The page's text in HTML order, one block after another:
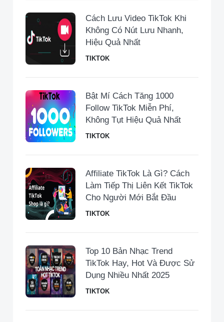
Cách Lưu Video TikTok Khi
Không Có Nút Lưu Nhanh,
Hiệu Quả Nhất
TIKTOK
Bật Mí Cách Tăng 1000
Follow TikTok Miễn Phí,
Không Tụt Hiệu Quả Nhất
TIKTOK
Affiliate TikTok Là Gì? Cách
Làm Tiếp Thị Liên Kết TikTok
Cho Người Mới Bắt Đầu
TIKTOK
Top 10 Bản Nhạc Trend
TikTok Hay, Hot Và Được Sử
Dụng Nhiều Nhất 2025
TIKTOK